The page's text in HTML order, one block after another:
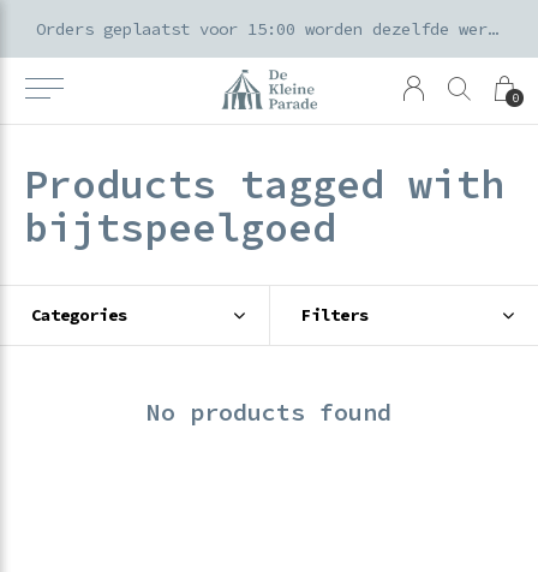
0
Orders geplaatst voor 15:00 worden dezelfde werkdag verzonden
Products tagged with
bijtspeelgoed
Categories Filters
No products found